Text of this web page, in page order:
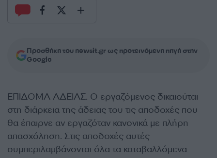
Προσθήκη του newsit.gr ως προτεινόμενη πηγή στην
Google
ΕΠΙΔΟΜΑ ΑΔΕΙΑΣ. Ο εργαζόμενος δικαιούται
στη διάρκεια της άδειας του τις αποδοχές που
θα έπαιρνε αν εργαζόταν κανονικά με πλήρη
απασχόληση. Στις αποδοχές αυτές
συμπεριλαμβάνονται όλα τα καταβαλλόμενα